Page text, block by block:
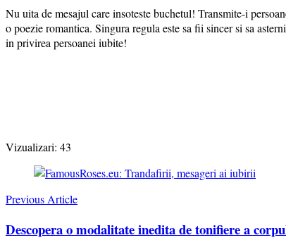
Nu uita de mesajul care insoteste buchetul! Transmite-i
o poezie romantica. Singura regula este sa fii sincer si sa
in privirea persoanei iubite!
Vizualizari: 43
Post
Navigation
Previous Article
Descopera o modalitate inedita de tonifiere a